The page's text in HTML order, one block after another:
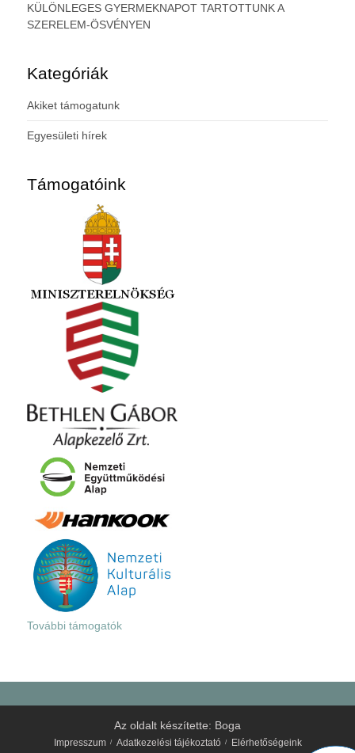
KÜLÖNLEGES GYERMEKNAPOT TARTOTTUNK A
SZERELEM-ÖSVÉNYEN
Kategóriák
Akiket támogatunk
Egyesületi hírek
Támogatóink
További támogatók
Az oldalt készítette: Boga
Impresszum Adatkezelési tájékoztató
Elérhetőségeink